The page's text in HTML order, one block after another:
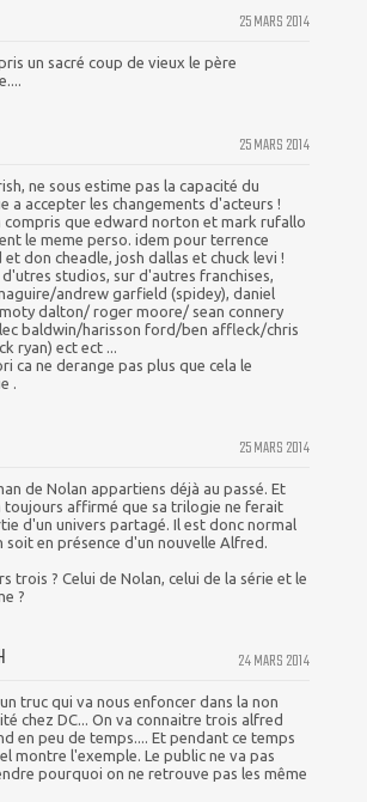
25 MARS 2014
un sacré coup de vieux le père
25 MARS 2014
ne sous estime pas la capacité du
a accepter les changements d'acteurs !
compris que edward norton et mark rufallo
le meme perso. idem pour terrence
et don cheadle, josh dallas et chuck levi !
studios, sur d'autres franchises,
andrew garfield (spidey), daniel
dalton/ roger moore/ sean connery
baldwin/harisson ford/ben affleck/chris
ryan) ect ect ...
ca ne derange pas plus que cela le
.
25 MARS 2014
de Nolan appartiens déjà au passé. Et
toujours affirmé que sa trilogie ne ferait
d'un univers partagé. Il est donc normal
soit en présence d'un nouvelle Alfred.
trois ? Celui de Nolan, celui de la série et le
?
24 MARS 2014
truc qui va nous enfoncer dans la non
chez DC... On va connaitre trois alfred
en peu de temps.... Et pendant ce temps
montre l'exemple. Le public ne va pas
pourquoi on ne retrouve pas les même